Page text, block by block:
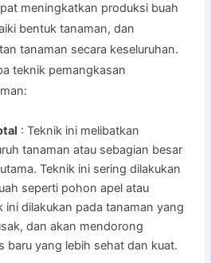
meningkatkan produksi buah
bentuk tanaman, dan
tanaman secara keseluruhan.
teknik pemangkasan
: Teknik ini melibatkan
tanaman atau sebagian besar
Teknik ini sering dilakukan
seperti pohon apel atau
ini dilakukan pada tanaman yang
dan akan mendorong
baru yang lebih sehat dan kuat.